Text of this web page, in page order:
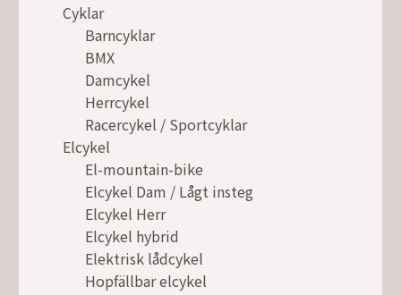
Cyklar
Barncyklar
BMX
Damcykel
Herrcykel
Racercykel / Sportcyklar
Elcykel
El-mountain-bike
Elcykel Dam / Lågt insteg
Elcykel Herr
Elcykel hybrid
Elektrisk lådcykel
Hopfällbar elcykel